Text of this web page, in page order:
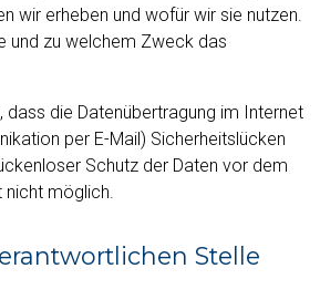
wir erheben und wofür wir sie nutzen.
und zu welchem Zweck das
dass die Datenübertragung im Internet
per E-Mail) Sicherheitslücken
Schutz der Daten vor dem
nicht möglich.
Stelle